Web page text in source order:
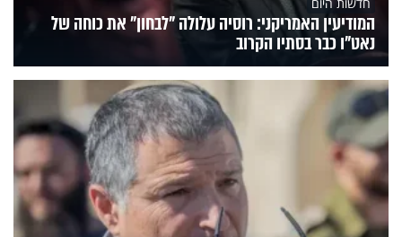
המודיעין האמריקני: רוסיה עלולה "לבחון" את כוחה של
נאט"ו כבר בסתיו הקרוב